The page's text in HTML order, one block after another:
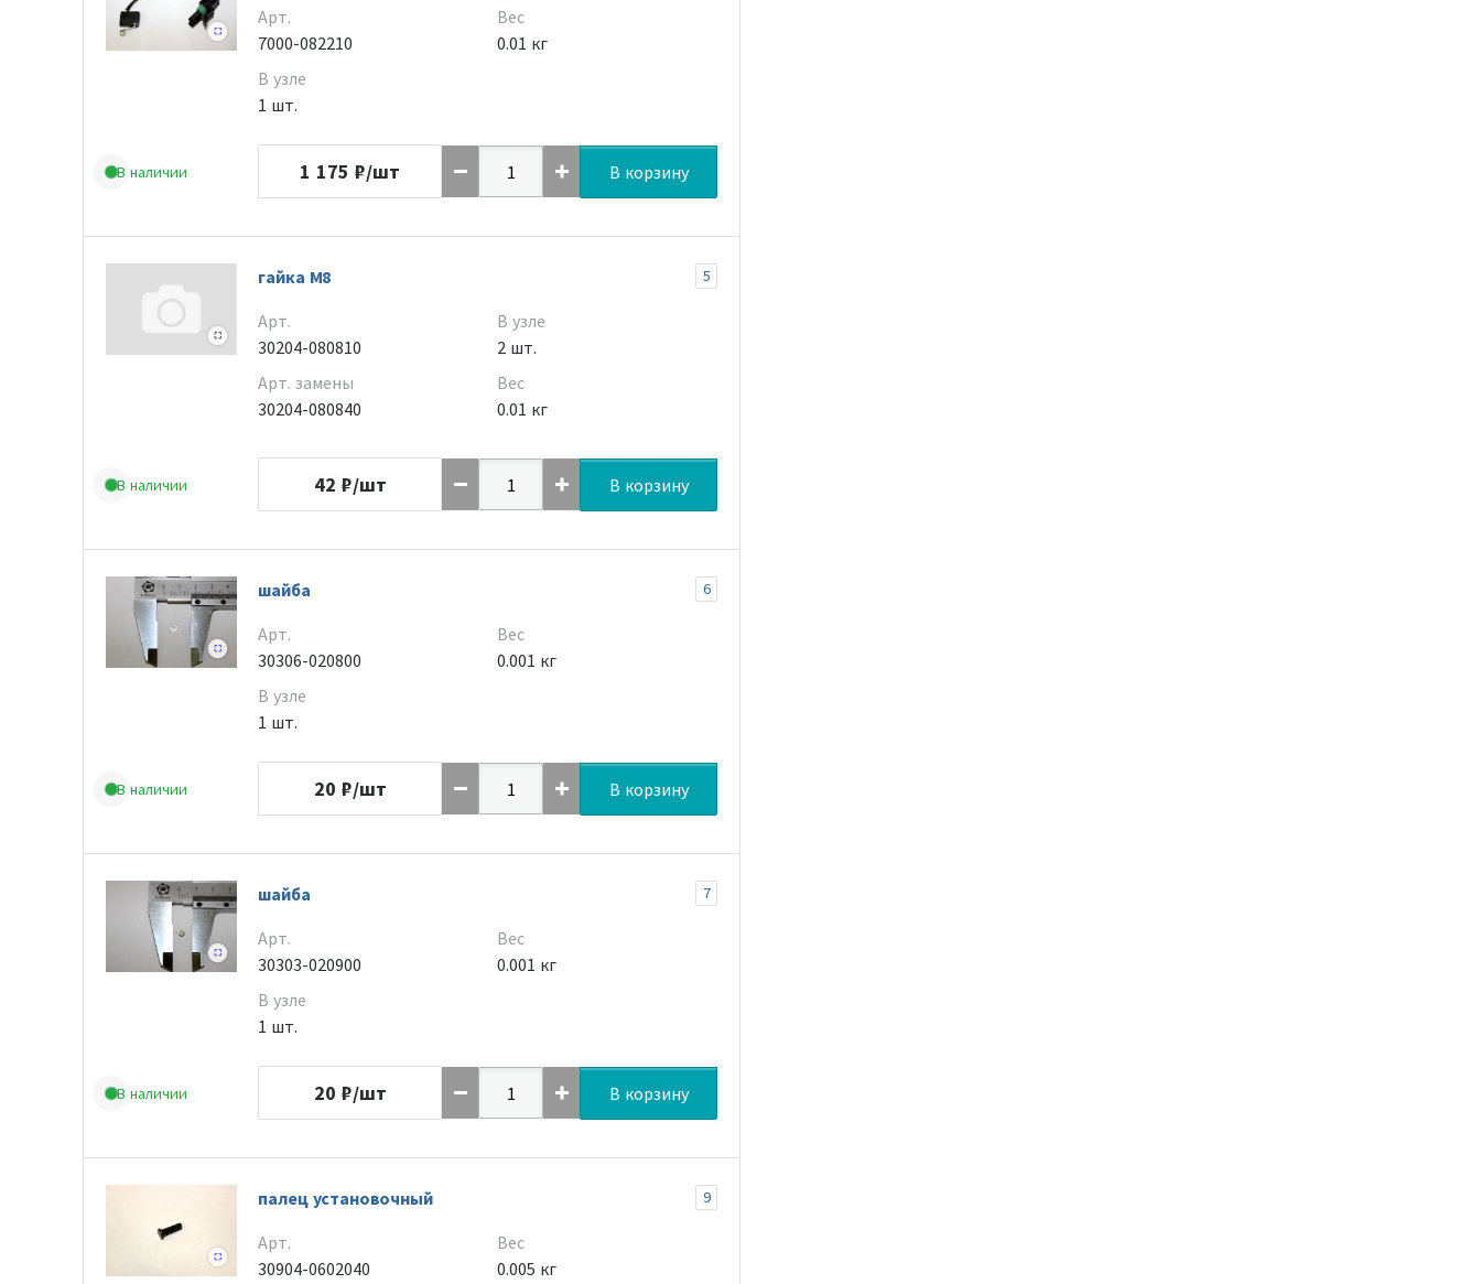
В наличии
Арт.
7000-082210
В узле
1 шт.
Вес
0.01 кг
1 175 ₽/шт В корзину
В наличии
гайка M8 5
Арт.
30204-080810
Арт. замены
30204-080840
В узле
2 шт.
Вес
0.01 кг
42 ₽/шт В корзину
В наличии
шайба 6
Арт.
30306-020800
В узле
1 шт.
Вес
0.001 кг
20 ₽/шт В корзину
В наличии
шайба 7
Арт.
30303-020900
В узле
1 шт.
Вес
0.001 кг
20 ₽/шт В корзину
палец установочный 9
Арт.
30904-0602040
Вес
0.005 кг